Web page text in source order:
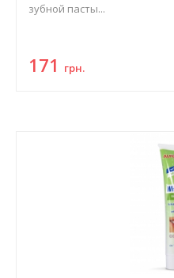
зубной пасты...
171 грн.